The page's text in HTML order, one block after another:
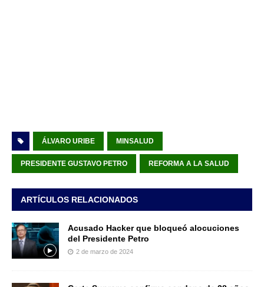
ÁLVARO URIBE MINSALUD
PRESIDENTE GUSTAVO PETRO REFORMA A LA SALUD
ARTÍCULOS RELACIONADOS
Acusado Hacker que bloqueó alocuciones
del Presidente Petro
2 de marzo de 2024